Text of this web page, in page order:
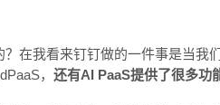
在我看来钉钉做的一件事是当
， 还有AI PaaS提供了很多功